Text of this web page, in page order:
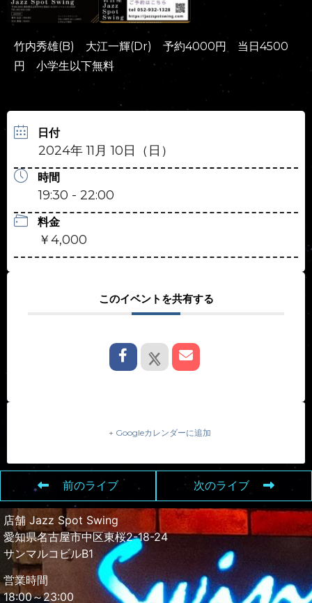
竹内秀雄(B) 大江一輝(Dr) 予約4000円 当日4500
円 小学生以下無料
日付
2024年 11月 10日（日）
時間
19:30 - 22:00
料金
￥4,000
このイベントを共有する
+ Googleカレンダーに追加
前のライブ 次のライブ
店舗 Jazz Spot Swing
愛知県名古屋市中区東桜2-18-24
サンマルコビルB1
営業時間
18:00～23:00